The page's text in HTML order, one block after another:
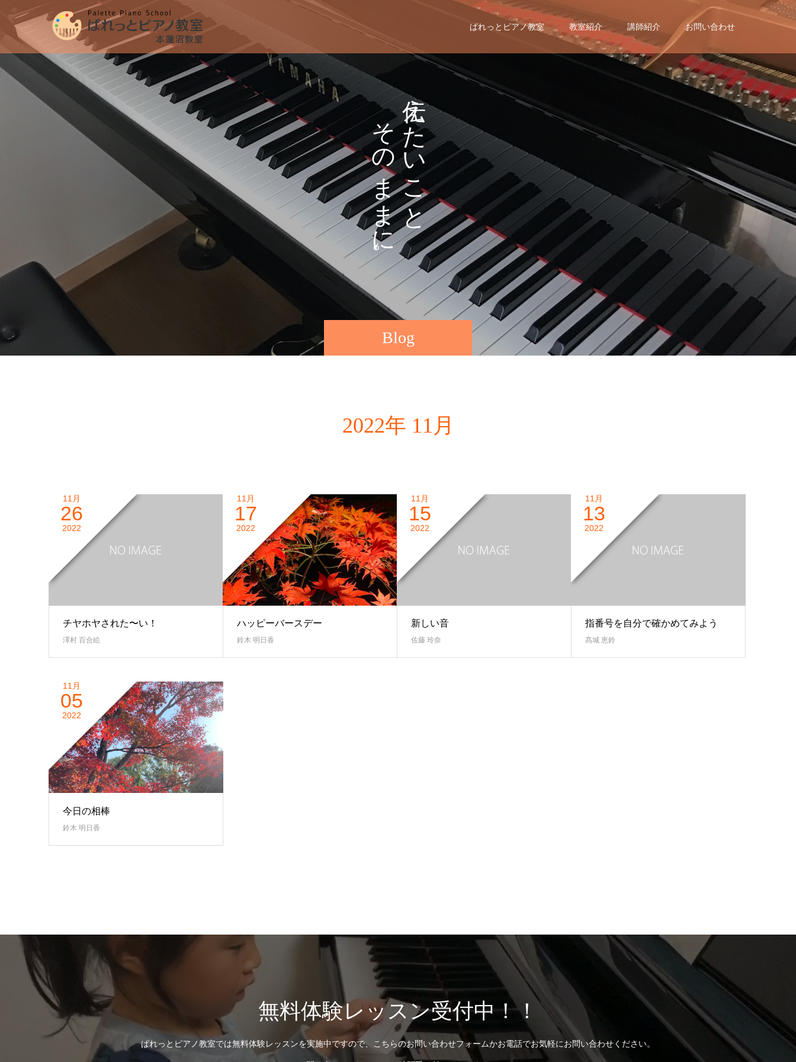
ぱれっとピアノ教室 教室紹介 講師紹介 お問い合わせ
Blog
え
た
い
こ
と
そ
の
ま
ま
に
。
2022年 11月
11月
26
2022
チヤホヤされた〜い！
澤村 百合絵
11月
17
2022
ハッピーバースデー
鈴木 明日香
11月
15
2022
新しい音
佐藤 玲奈
11月
13
2022
指番号を自分で確かめてみよう
髙城 恵鈴
11月
05
2022
今日の相棒
鈴木 明日香
無料体験レッスン受付中！！
ぱれっとピアノ教室では無料体験レッスンを実施中ですので、こちらのお問い合わせフォームかお電話でお気軽にお問い合わせください。